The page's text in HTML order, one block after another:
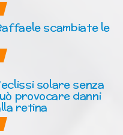
scambiate le
solare senza
provocare danni
retina